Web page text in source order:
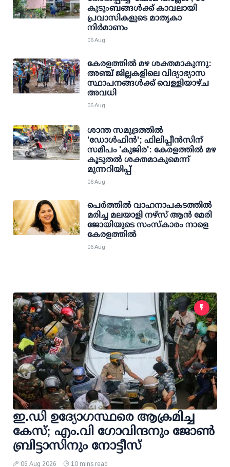
കുടുംബങ്ങള്‍ക്ക് കാവലായി
പ്രവാസികളുടെ മാതൃകാ
നിര്‍മാണം
06 Aug
കേരളത്തില്‍ മഴ ശക്തമാകുന്നു:
അഞ്ച് ജില്ലകളിലെ വിദ്യാഭ്യാസ
സ്ഥാപനങ്ങള്‍ക്ക് വെള്ളിയാഴ്ച
അവധി
06 Aug
ശാന്ത സമുദ്രത്തില്‍
'ഡോള്‍ഫിന്‍'; ഫിലിപ്പീന്‍സിന്
സമീപം 'കുജിര': കേരളത്തില്‍ മഴ
കൂടുതല്‍ ശക്തമാകുമെന്ന്
മുന്നറിയിപ്പ്
06 Aug
പെർത്തിൽ വാഹനാപകടത്തിൽ
മരിച്ച മലയാളി നഴ്സ് ആൻ മേരി
ജോയിയുടെ സംസ്കാരം നാളെ
കേരളത്തിൽ
06 Aug
ഇ.ഡി ഉദ്യോഗസ്ഥരെ ആക്രമിച്ച
കേസ്; എം.വി ഗോവിന്ദനും ജോണ്‍
ബ്രിട്ടാസിനും നോട്ടീസ്
06 Aug 2026 10 mins read